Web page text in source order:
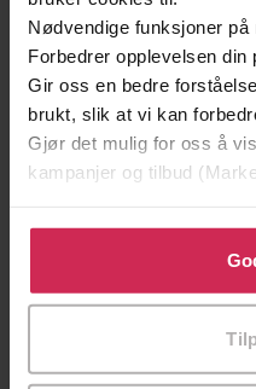
Nødvendige funksjoner
Forbedrer opplevelsen
Gir oss en bedre
brukt, slik at vi kan
Gjør det mulig for oss å
kampanjer og tilbud
Klikk på «Godta alle» for
bruke cookies for alle
tilpasse ditt samtykke til
129,-